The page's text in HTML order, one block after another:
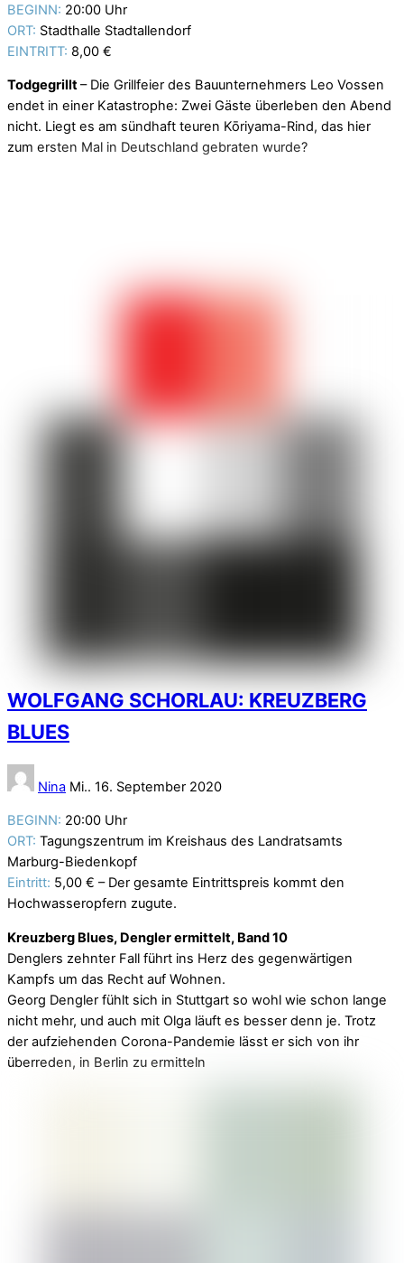
BEGINN: 20:00 Uhr
ORT: Stadthalle Stadtallendorf
EINTRITT: 8,00 €
Todgegrillt– Die Grillfeier des Bauunternehmers Leo Vossen
endet in einer Katastrophe: Zwei Gäste überleben den Abend
nicht. Liegt es am sündhaft teuren Kōriyama-Rind, das hier
zum ersten Mal in Deutschland gebraten wurde?
WOLFGANG SCHORLAU: KREUZBERG
BLUES
Nina Mi.. 16. September 2020
BEGINN: 20:00 Uhr
ORT: Tagungszentrum im Kreishaus des Landratsamts
Marburg-Biedenkopf
Eintritt: 5,00 € – Der gesamte Eintrittspreis kommt den
Hochwasseropfern zugute.
Kreuzberg Blues, Dengler ermittelt, Band 10
Denglers zehnter Fall führt ins Herz des gegenwärtigen
Kampfs um das Recht auf Wohnen.
Georg Dengler fühlt sich in Stuttgart so wohl wie schon lange
nicht mehr, und auch mit Olga läuft es besser denn je. Trotz
der aufziehenden Corona-Pandemie lässt er sich von ihr
überreden, in Berlin zu ermitteln